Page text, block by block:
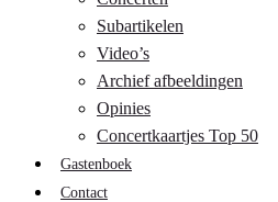
Subartikelen
Video’s
Archief afbeeldingen
Opinies
Concertkaartjes Top 50
Gastenboek
Contact